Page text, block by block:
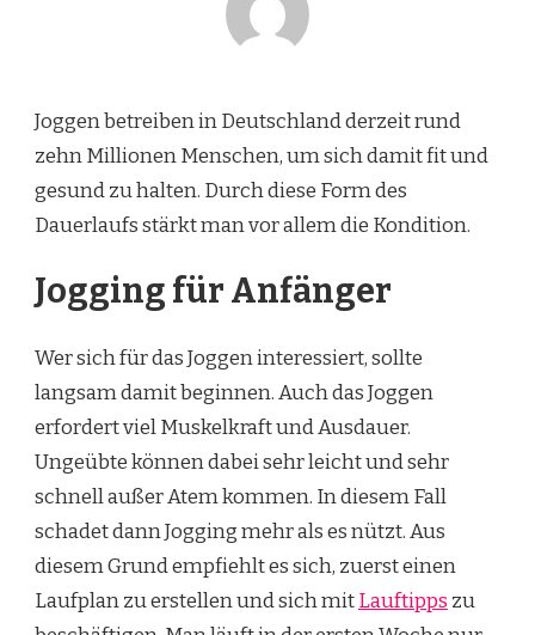
Joggen betreiben in Deutschland derzeit rund
zehn Millionen Menschen, um sich damit fit und
gesund zu halten. Durch diese Form des
Dauerlaufs stärkt man vor allem die Kondition.
Jogging für Anfänger
Wer sich für das Joggen interessiert, sollte
langsam damit beginnen. Auch das Joggen
erfordert viel Muskelkraft und Ausdauer.
Ungeübte können dabei sehr leicht und sehr
schnell außer Atem kommen. In diesem Fall
schadet dann Jogging mehr als es nützt. Aus
diesem Grund empfiehlt es sich, zuerst einen
Laufplan zu erstellen und sich mitLauftipps zu